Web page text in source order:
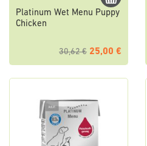
Platinum Wet Menu Puppy
Chicken
30,62 € 25,00 €